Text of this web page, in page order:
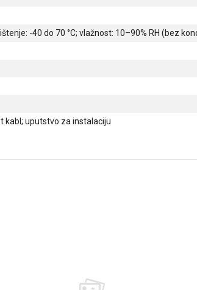
-40 do 70 °C; vlažnost: 10–90% RH (bez
kabl; uputstvo za instalaciju